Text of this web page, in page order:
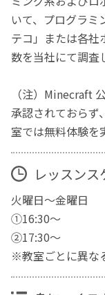
いて、プログラ
テコ」または各社
数を当社にて調査
（注）Minecraft
承認されておらず
室では無料体験を
レッスンス
火曜日～金曜日
①16:30～
②17:30～
※教室ごとに異な